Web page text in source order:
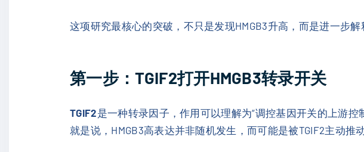
这项研究最核心的突破，不只是发现HMGB3升高，而是进一步
第一步：TGIF2打开HMGB3转录开关
TGIF2是一种转录因子，作用可以理解为“调控基因开关的上游控
就是说，HMGB3高表达并非随机发生，而可能是被TGIF2主动推